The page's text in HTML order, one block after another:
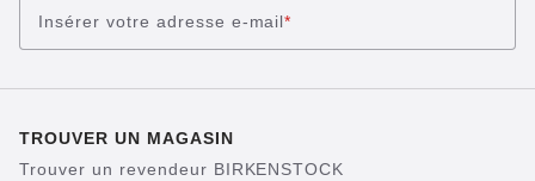
Insérer votre adresse e-mail*
TROUVER UN MAGASIN
Trouver un revendeur BIRKENSTOCK